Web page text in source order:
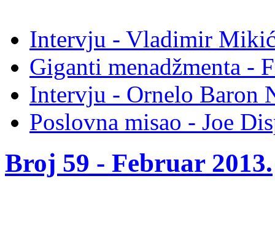
Intervju - Vladimir
Giganti menadžmenta -
Intervju - Ornelo Baron
Poslovna misao - Joe
Broj 59 - Februar 2013.